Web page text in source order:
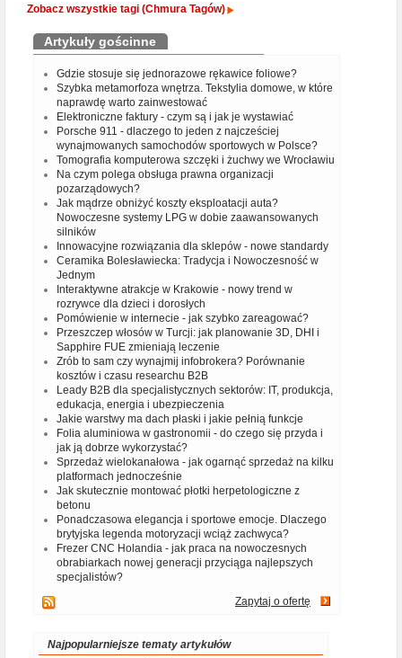
Zobacz wszystkie tagi (Chmura Tagów)
Artykuły gościnne
Gdzie stosuje się jednorazowe rękawice foliowe?
Szybka metamorfoza wnętrza. Tekstylia domowe, w które
naprawdę warto zainwestować
Elektroniczne faktury - czym są i jak je wystawiać
Porsche 911 - dlaczego to jeden z najcześciej
wynajmowanych samochodów sportowych w Polsce?
Tomografia komputerowa szczęki i żuchwy we Wrocławiu
Na czym polega obsługa prawna organizacji
pozarządowych?
Jak mądrze obniżyć koszty eksploatacji auta?
Nowoczesne systemy LPG w dobie zaawansowanych
silników
Innowacyjne rozwiązania dla sklepów - nowe standardy
Ceramika Bolesławiecka: Tradycja i Nowoczesność w
Jednym
Interaktywne atrakcje w Krakowie - nowy trend w
rozrywce dla dzieci i dorosłych
Pomówienie w internecie - jak szybko zareagować?
Przeszczep włosów w Turcji: jak planowanie 3D, DHI i
Sapphire FUE zmieniają leczenie
Zrób to sam czy wynajmij infobrokera? Porównanie
kosztów i czasu researchu B2B
Leady B2B dla specjalistycznych sektorów: IT, produkcja,
edukacja, energia i ubezpieczenia
Jakie warstwy ma dach płaski i jakie pełnią funkcje
Folia aluminiowa w gastronomii - do czego się przyda i
jak ją dobrze wykorzystać?
Sprzedaż wielokanałowa - jak ogarnąć sprzedaż na kilku
platformach jednocześnie
Jak skutecznie montować płotki herpetologiczne z
betonu
Ponadczasowa elegancja i sportowe emocje. Dlaczego
brytyjska legenda motoryzacji wciąż zachwyca?
Frezer CNC Holandia - jak praca na nowoczesnych
obrabiarkach nowej generacji przyciąga najlepszych
specjalistów?
Zapytaj o ofertę
Najpopularniejsze tematy artykułów